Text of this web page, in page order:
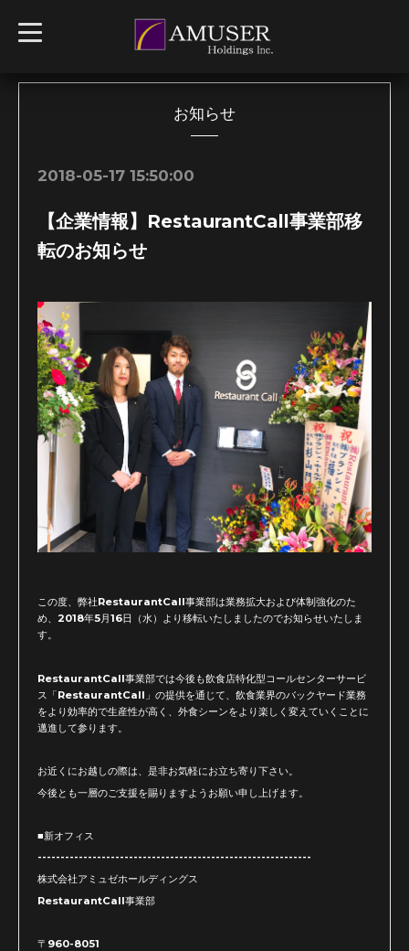
t
o
l
お知らせ
2018-05-17 15:50:00
【企業情報】RestaurantCall事業部移
転のお知らせ
この度、弊社RestaurantCall事業部は業務拡大および体制強化のた
め、2018年5月16日（水）より移転いたしましたのでお知らせいたしま
す。
RestaurantCall事業部では今後も飲食店特化型コールセンターサービ
ス「RestaurantCall」の提供を通じて、飲食業界のバックヤード業務
をより効率的で生産性が高く、外食シーンをより楽しく変えていくことに
邁進して参ります。
お近くにお越しの際は、是非お気軽にお立ち寄り下さい。
今後とも一層のご支援を賜りますようお願い申し上げます。
■新オフィス
------------------------------------------------------------
株式会社アミュゼホールディングス
RestaurantCall事業部
〒960-8051